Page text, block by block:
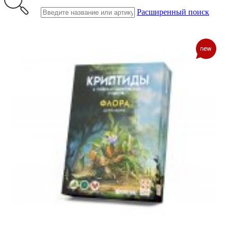
Расширенный поиск